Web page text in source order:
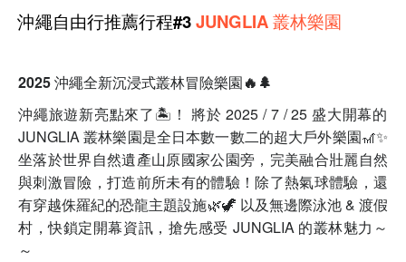
沖繩自由行推薦行程#3JUNGLIA 叢林樂園
2025 沖繩全新沉浸式叢林冒險樂園🔥🌲
沖繩旅遊新亮點來了🏝️！ 將於 2025 / 7 / 25 盛大開幕的
JUNGLIA 叢林樂園是全日本數一數二的超大戶外樂園🎢✨
坐落於世界自然遺產山原國家公園旁，完美融合壯麗自然
與刺激冒險，打造前所未有的體驗！除了熱氣球體驗，還
有穿越侏羅紀的恐龍主題設施🌿🦖 以及無邊際泳池 & 渡假
村，快鎖定開幕資訊，搶先感受 JUNGLIA 的叢林魅力～
～